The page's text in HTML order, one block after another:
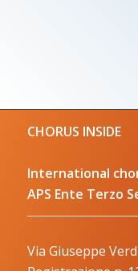
CHORUS INSIDE
International
APS Ente Terzo
Via Giuseppe